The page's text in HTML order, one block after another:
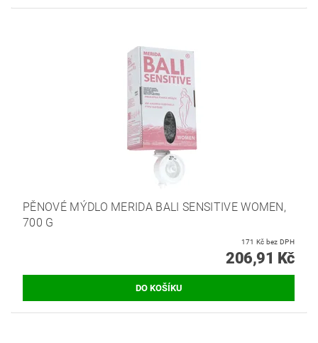
PĚNOVÉ MÝDLO MERIDA BALI SENSITIVE WOMEN,
700 G
171 Kč bez DPH
206,91 Kč